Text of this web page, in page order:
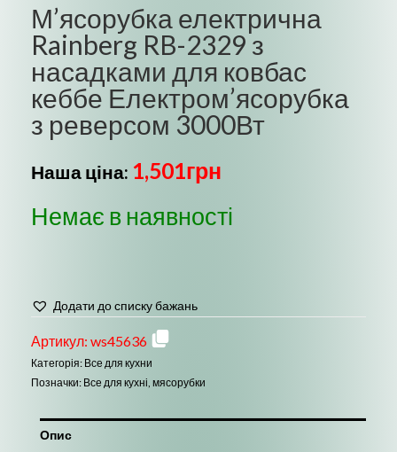
М’ясорубка електрична
Rainberg RB-2329 з
насадками для ковбас
кеббе Електром’ясорубка
з реверсом 3000Вт
Наша ціна: 1,501грн
Немає в наявності
Додати до списку бажань
Артикул: ws45636
Категорія: Все для кухни
Позначки: Все для кухні, мясорубки
Опис